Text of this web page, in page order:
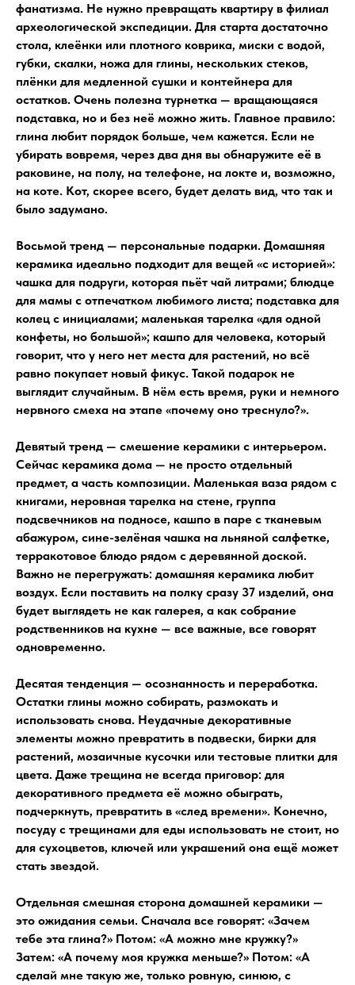
фанатизма. Не нужно превращать квартиру в филиал
археологической экспедиции. Для старта достаточно
стола, клеёнки или плотного коврика, миски с водой,
губки, скалки, ножа для глины, нескольких стеков,
плёнки для медленной сушки и контейнера для
остатков. Очень полезна турнетка — вращающаяся
подставка, но и без неё можно жить. Главное правило:
глина любит порядок больше, чем кажется. Если не
убирать вовремя, через два дня вы обнаружите её в
раковине, на полу, на телефоне, на локте и, возможно,
на коте. Кот, скорее всего, будет делать вид, что так и
было задумано.
Восьмой тренд — персональные подарки. Домашняя
керамика идеально подходит для вещей «с историей»:
чашка для подруги, которая пьёт чай литрами; блюдце
для мамы с отпечатком любимого листа; подставка для
колец с инициалами; маленькая тарелка «для одной
конфеты, но большой»; кашпо для человека, который
говорит, что у него нет места для растений, но всё
равно покупает новый фикус. Такой подарок не
выглядит случайным. В нём есть время, руки и немного
нервного смеха на этапе «почему оно треснуло?».
Девятый тренд — смешение керамики с интерьером.
Сейчас керамика дома — не просто отдельный
предмет, а часть композиции. Маленькая ваза рядом с
книгами, неровная тарелка на стене, группа
подсвечников на подносе, кашпо в паре с тканевым
абажуром, сине-зелёная чашка на льняной салфетке,
терракотовое блюдо рядом с деревянной доской.
Важно не перегружать: домашняя керамика любит
воздух. Если поставить на полку сразу 37 изделий, она
будет выглядеть не как галерея, а как собрание
родственников на кухне — все важные, все говорят
одновременно.
Десятая тенденция — осознанность и переработка.
Остатки глины можно собирать, размокать и
использовать снова. Неудачные декоративные
элементы можно превратить в подвески, бирки для
растений, мозаичные кусочки или тестовые плитки для
цвета. Даже трещина не всегда приговор: для
декоративного предмета её можно обыграть,
подчеркнуть, превратить в «след времени». Конечно,
посуду с трещинами для еды использовать не стоит, но
для сухоцветов, ключей или украшений она ещё может
стать звездой.
Отдельная смешная сторона домашней керамики —
это ожидания семьи. Сначала все говорят: «Зачем
тебе эта глина?» Потом: «А можно мне кружку?»
Затем: «А почему моя кружка меньше?» Потом: «А
сделай мне такую же, только ровную, синюю, с